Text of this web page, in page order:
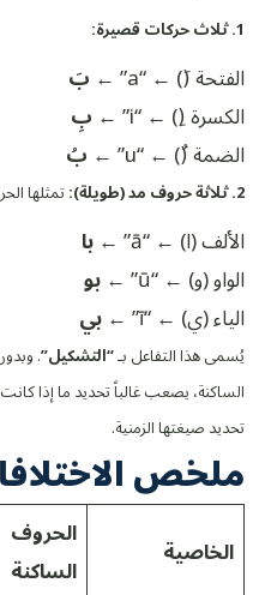
1. ثلاث حركات قصيرة:
الفتحة (َ) ← “a” ←
بَ
الكسرة (ِ) ← “i” ←
بِ
الضمة (ُ) ← “u” ←
بُ
2. ثلاثة حروف مد (طويلة): تمثلها
الألف (ا) ← “ā” ←
با
الواو (و) ← “ū” ←
بو
الياء (ي) ← “ī” ←
بي
يُسمى هذا التفاعل بـ“التشكيل”.
الساكنة، يصعب غالباً تحديد ما إذا كانت
تحديد صيغتها الزمنية.
ملخص
الخاصية
الحروف
الساكنة